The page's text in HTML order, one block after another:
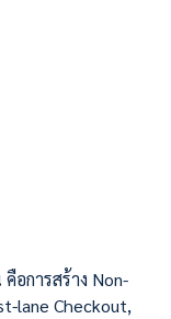
อการสร้าง Non-
lane Checkout,